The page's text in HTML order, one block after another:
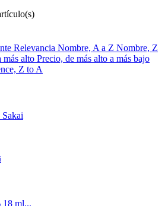
Relevancia Nombre, A a Z Nombre, Z
más alto Precio, de más alto a más bajo
Z to A